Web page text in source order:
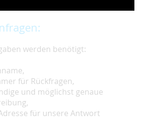
werden benötigt:
für Rückfragen,
und möglichst genaue
für unsere Antwort